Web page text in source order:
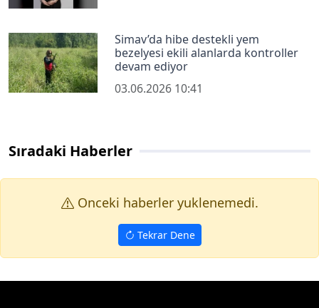
Simav’da hibe destekli yem
bezelyesi ekili alanlarda kontroller
devam ediyor
03.06.2026 10:41
Sıradaki Haberler
Onceki haberler yuklenemedi.
Tekrar Dene